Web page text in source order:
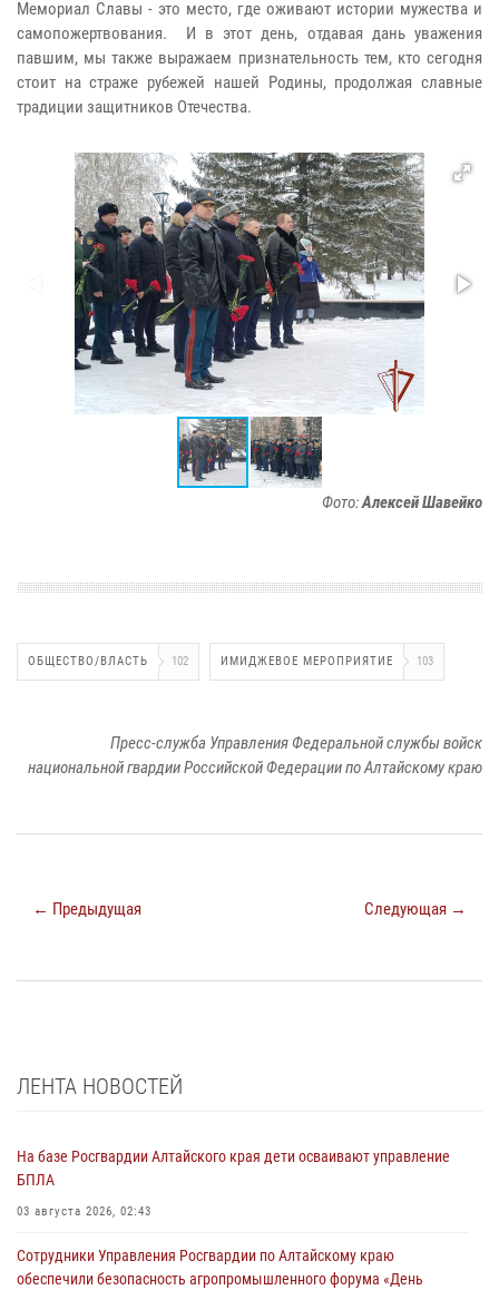
Мемориал Славы - это место, где оживают истории мужества и
самопожертвования. И в этот день, отдавая дань уважения
павшим, мы также выражаем признательность тем, кто сегодня
стоит на страже рубежей нашей Родины, продолжая славные
традиции защитников Отечества.
Фото:Алексей Шавейко
ОБЩЕСТВО/ВЛАСТЬ 102 ИМИДЖЕВОЕ МЕРОПРИЯТИЕ 103
Пресс-служба Управления Федеральной службы войск
национальной гвардии Российской Федерации по Алтайскому краю
← Предыдущая Следующая →
ЛЕНТА НОВОСТЕЙ
На базе Росгвардии Алтайского края дети осваивают управление
БПЛА
03 августа 2026, 02:43
Сотрудники Управления Росгвардии по Алтайскому краю
обеспечили безопасность агропромышленного форума «День